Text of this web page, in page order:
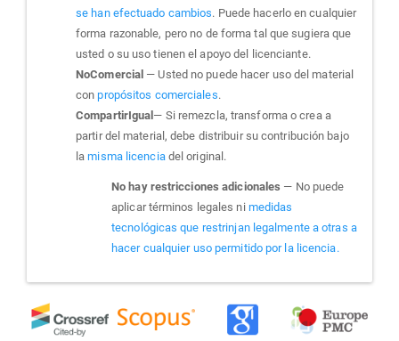
se han efectuado cambios. Puede hacerlo en cualquier
forma razonable, pero no de forma tal que sugiera que
usted o su uso tienen el apoyo del licenciante.
NoComercial — Usted no puede hacer uso del material
conpropósitos comerciales.
CompartirIgual — Si remezcla, transforma o crea a
partir del material, debe distribuir su contribución bajo
lamisma licenciadel original.
No hay restricciones adicionales — No puede
aplicar términos legales ni medidas
tecnológicas que restrinjan legalmente a otras a
hacer cualquier uso permitido por la licencia.